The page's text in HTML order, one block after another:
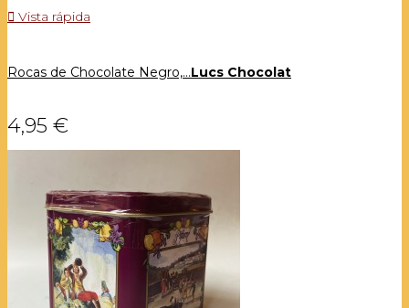
 Vista rápida
Rocas de Chocolate Negro,...Lucs Chocolat
4,95 €